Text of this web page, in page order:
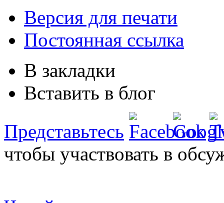
Версия для печати
Постоянная ссылка
В закладки
Вставить в блог
Представьтесь
чтобы участвовать в